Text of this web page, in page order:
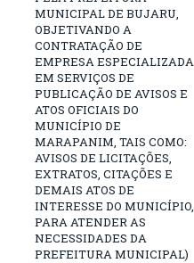
MUNICIPAL DE BUJARU,
OBJETIVANDO A
CONTRATAÇÃO DE
EMPRESA ESPECIALIZADA
EM SERVIÇOS DE
PUBLICAÇÃO DE AVISOS E
ATOS OFICIAIS DO
MUNICÍPIO DE
MARAPANIM, TAIS COMO:
AVISOS DE LICITAÇÕES,
EXTRATOS, CITAÇÕES E
DEMAIS ATOS DE
INTERESSE DO MUNICÍPIO,
PARA ATENDER AS
NECESSIDADES DA
PREFEITURA MUNICIPAL)